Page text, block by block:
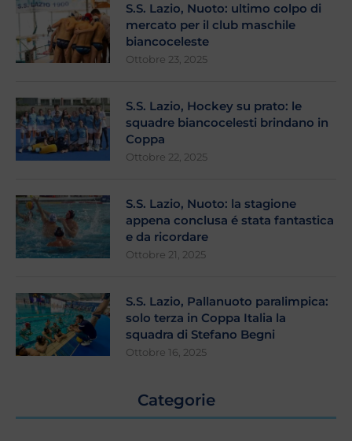
S.S. Lazio, Nuoto: ultimo colpo di
mercato per il club maschile
biancoceleste
Ottobre 23, 2025
S.S. Lazio, Hockey su prato: le
squadre biancocelesti brindano in
Coppa
Ottobre 22, 2025
S.S. Lazio, Nuoto: la stagione
appena conclusa é stata fantastica
e da ricordare
Ottobre 21, 2025
S.S. Lazio, Pallanuoto paralimpica:
solo terza in Coppa Italia la
squadra di Stefano Begni
Ottobre 16, 2025
Categorie